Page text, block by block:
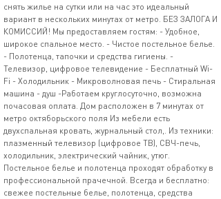
снять жилье на сутки или на час это идеальный
вариант в нескольких минутах от метро. БЕЗ ЗАЛОГА И
КОМИССИЙ! Мы предоставляем гостям: - Удобное,
широкое спальное место. - Чистое постельное белье.
- Полотенца, тапочки и средства гигиены. -
Телевизор, цифровое телевидение - Бесплатный Wi-
Fi - Холодильник - Микроволновая печь - Стиральная
машина - душ -Работаем круглосуточно, возможна
почасовая оплата. Дом расположен в 7 минутах от
метро октяборьского поля Из мебели есть
двухспальная кровать, журнальный стол,. Из техники:
плазменный телевизор (цифровое ТВ), СВЧ-печь,
холодильник, электрический чайник, утюг.
Постельное белье и полотенца проходят обработку в
профессиональной прачечной. Всегда и бесплатно:
свежее постельные белье, полотенца, средства